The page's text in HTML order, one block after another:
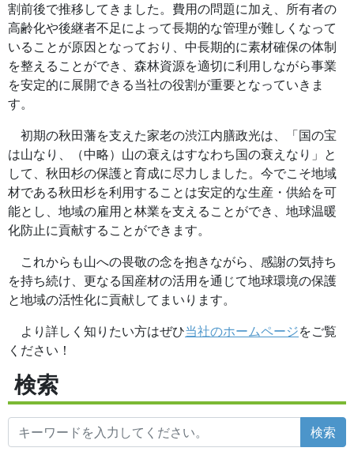
割前後で推移してきました。費用の問題に加え、所有者の
高齢化や後継者不足によって長期的な管理が難しくなって
いることが原因となっており、中長期的に素材確保の体制
を整えることができ、森林資源を適切に利用しながら事業
を安定的に展開できる当社の役割が重要となっていきま
す。
初期の秋田藩を支えた家老の渋江内膳政光は、「国の宝
は山なり、（中略）山の衰えはすなわち国の衰えなり」と
して、秋田杉の保護と育成に尽力しました。今でこそ地域
材である秋田杉を利用することは安定的な生産・供給を可
能とし、地域の雇用と林業を支えることができ、地球温暖
化防止に貢献することができます。
これからも山への畏敬の念を抱きながら、感謝の気持ち
を持ち続け、更なる国産材の活用を通じて地球環境の保護
と地域の活性化に貢献してまいります。
より詳しく知りたい方はぜひ当社のホームページをご覧
ください！
検索
検索